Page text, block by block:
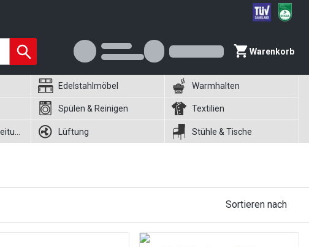
Warenkorb
Edelstahlmöbel Warmhalten
Spülen & Reinigen Textilien
Lüftung Stühle & Tische
Sortieren nach